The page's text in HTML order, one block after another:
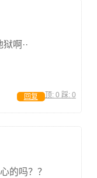
啊··
顶: 0 踩: 0
回复
的吗？？